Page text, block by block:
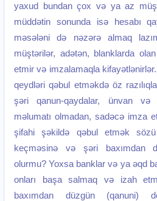
yaxud bundan çox və ya az
müddətin sonunda isə hesabı
məsələni də nəzərə almaq
müştərilər, adətən, blanklarda
etmir və imzalamaqla
qeydləri qəbul etməkdə öz
şəri qanun-qaydalar, ünvan və
məlumatı olmadan, sadəcə imza
şifahi şəkildə qəbul etmək
keçməsinə və şəri baxımdan
olurmu? Yoxsa banklar və ya əqd
onları başa salmaq və izah
baxımdan düzgün (qanuni)